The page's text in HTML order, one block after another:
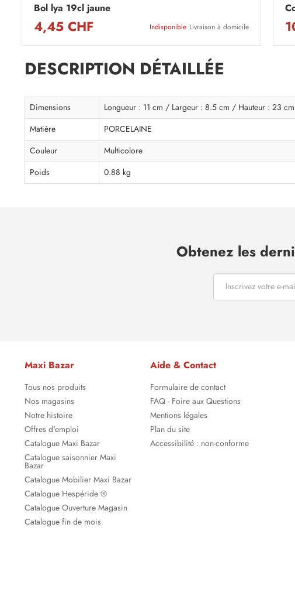
Bol lya 19cl jaune
4,45 CHF Indisponible Livraison à domicile
DESCRIPTION DÉTAILLÉE
Dimensions
Longueur : 11 cm / Largeur : 8.5 cm / Hauteur : 23 cm
Matière
PORCELAINE
Couleur
Multicolore
Poids
0.88 kg
Obtenez les
Maxi Bazar
Tous nos produits
Nos magasins
Notre histoire
Offres d'emploi
Catalogue Maxi Bazar
Catalogue saisonnier Maxi
Bazar
Catalogue Mobilier Maxi Bazar
Catalogue Hespéride ®
Catalogue Ouverture Magasin
Catalogue fin de mois
Aide & Contact
Formulaire de contact
FAQ - Foire aux Questions
Mentions légales
Plan du site
Accessibilité : non-conforme